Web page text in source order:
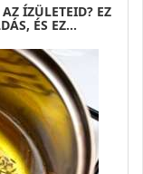
ÍZÜLETEID? EZ
ÉS EZ…